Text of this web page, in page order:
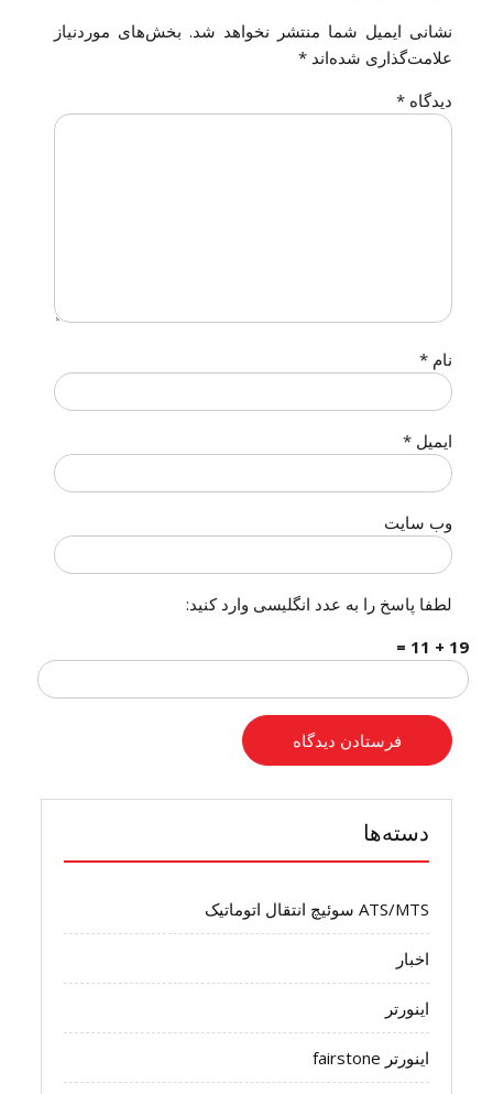
نشانی ایمیل شما منتشر نخواهد شد. بخش‌های موردنیاز
علامت‌گذاری شده‌اند*
دیدگاه*
نام*
ایمیل*
وب‌ سایت
لطفا پاسخ را به عدد انگلیسی وارد کنید:
19 + 11 =
دسته‌ها
ATS/MTS سوئیچ انتقال اتوماتیک
اخبار
اینورتر
اینورتر fairstone